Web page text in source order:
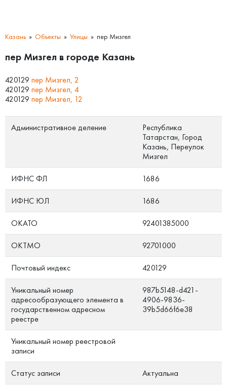
Казань Объекты Улицы пер Мизгел
пер Мизгел в городе Казань
420129 пер Мизгел, 2
420129 пер Мизгел, 4
420129 пер Мизгел, 12
Административное деление
Республика
Татарстан, Город
Казань, Переулок
Мизгел
ИФНС ФЛ 1686
ИФНС ЮЛ 1686
ОКАТО 92401385000
ОКТМО 92701000
Почтовый индекс 420129
Уникальный номер
адресообразующего элемента в
государственном адресном
реестре
987b5148-d421-
4906-9836-
39b5d66f6e38
Уникальный номер реестровой
записи
Статус записи Актуальна